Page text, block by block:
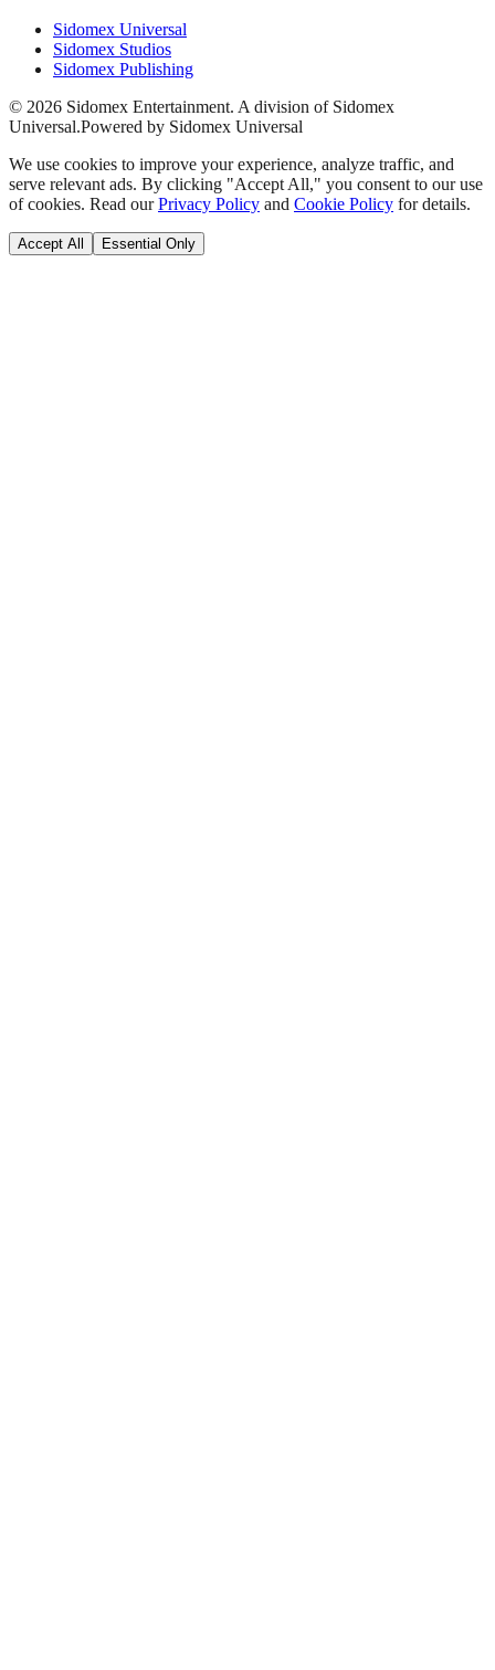
Sidomex Universal
Sidomex Studios
Sidomex Publishing
© 2026 Sidomex Entertainment. A division of Sidomex
Universal.Powered by Sidomex Universal
We use cookies to improve your experience, analyze traffic, and
serve relevant ads. By clicking "Accept All," you consent to our use
of cookies. Read our Privacy Policy and Cookie Policy for details.
Accept All Essential Only